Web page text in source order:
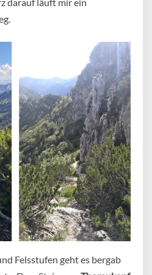
Felsstufen geht es bergab